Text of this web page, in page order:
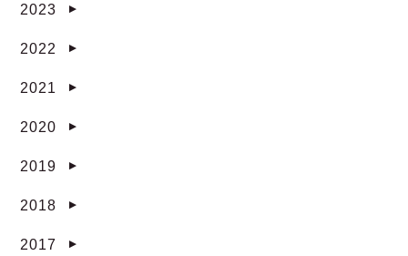
2023 ▼
2022 ▼
2021 ▼
2020 ▼
2019 ▼
2018 ▼
2017 ▼